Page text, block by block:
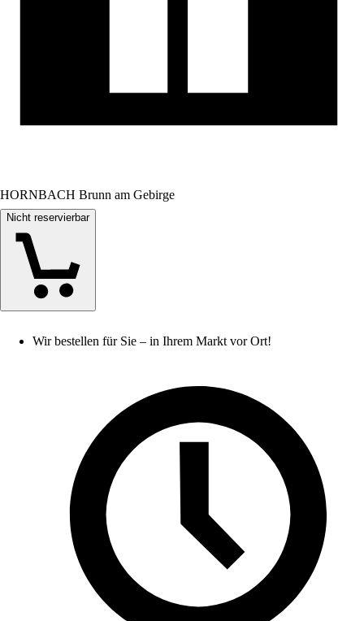
HORNBACH Brunn am Gebirge
Nicht reservierbar
Wir bestellen für Sie – in Ihrem Markt vor Ort!